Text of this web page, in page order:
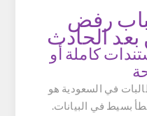
رفض
بعد الحادث
كاملة أو
في السعودية هو
بسيط في البيانات.